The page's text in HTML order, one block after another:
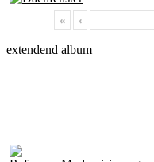
« ‹
extendend album